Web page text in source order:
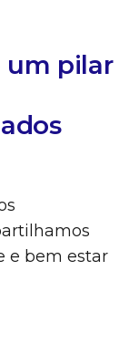
um pilar
e bem estar